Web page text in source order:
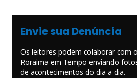
Envie sua Denúncia
Os leitores podem colaborar com
Roraima em Tempo enviando
de acontecimentos do dia a dia.